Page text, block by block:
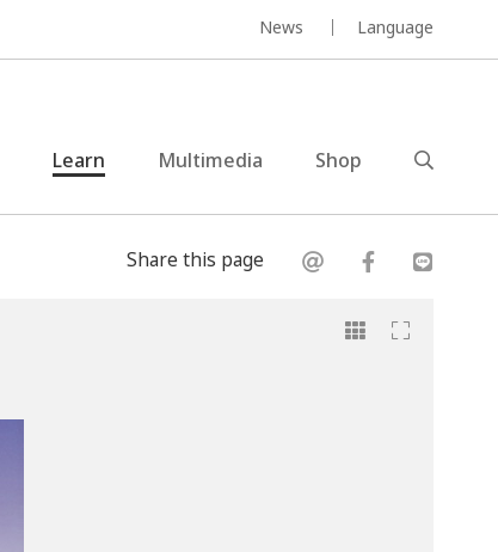
News Language
Learn Multimedia Shop
Share this page